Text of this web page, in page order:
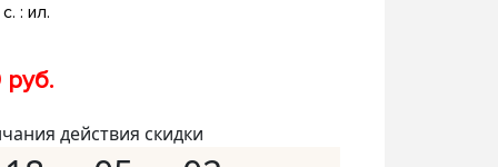
: ил.
действия скидки